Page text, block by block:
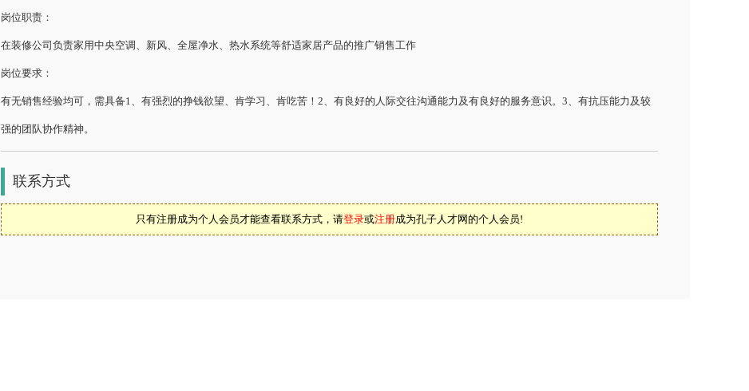
岗位职责：
在装修公司负责家用中央空调、新风、全屋净水、热水系统等舒适家居产品的推广销售工作
岗位要求：
有无销售经验均可，需具备1、有强烈的挣钱欲望、肯学习、肯吃苦！2、有良好的人际交往沟通能力及有良好的服务意识。3、有抗压能力及较
强的团队协作精神。
联系方式
只有注册成为个人会员才能查看联系方式，请登录或注册成为孔子人才网的个人会员!